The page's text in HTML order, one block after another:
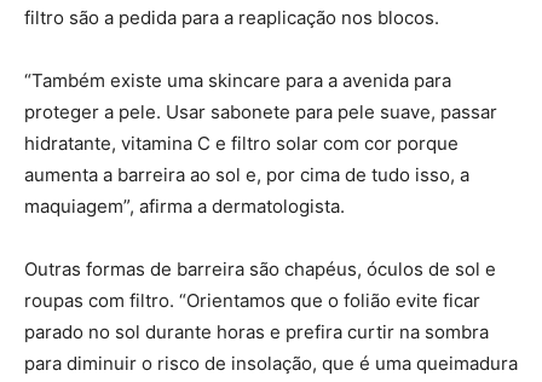
filtro são a pedida para a reaplicação nos blocos.
“Também existe uma skincare para a avenida para
proteger a pele. Usar sabonete para pele suave, passar
hidratante, vitamina C e filtro solar com cor porque
aumenta a barreira ao sol e, por cima de tudo isso, a
maquiagem”, afirma a dermatologista.
Outras formas de barreira são chapéus, óculos de sol e
roupas com filtro. “Orientamos que o folião evite ficar
parado no sol durante horas e prefira curtir na sombra
para diminuir o risco de insolação, que é uma queimadura